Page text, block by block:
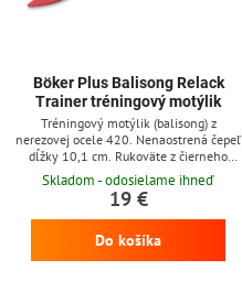
Böker Plus Balisong Relack
Trainer tréningový motýlik
Tréningový motýlik (balisong) z
nerezovej ocele 420. Nenaostrená čepeľ
dĺžky 10,1 cm. Rukoväte z čierneho
hliníka.
Skladom - odosielame ihneď
19 €
Do košíka